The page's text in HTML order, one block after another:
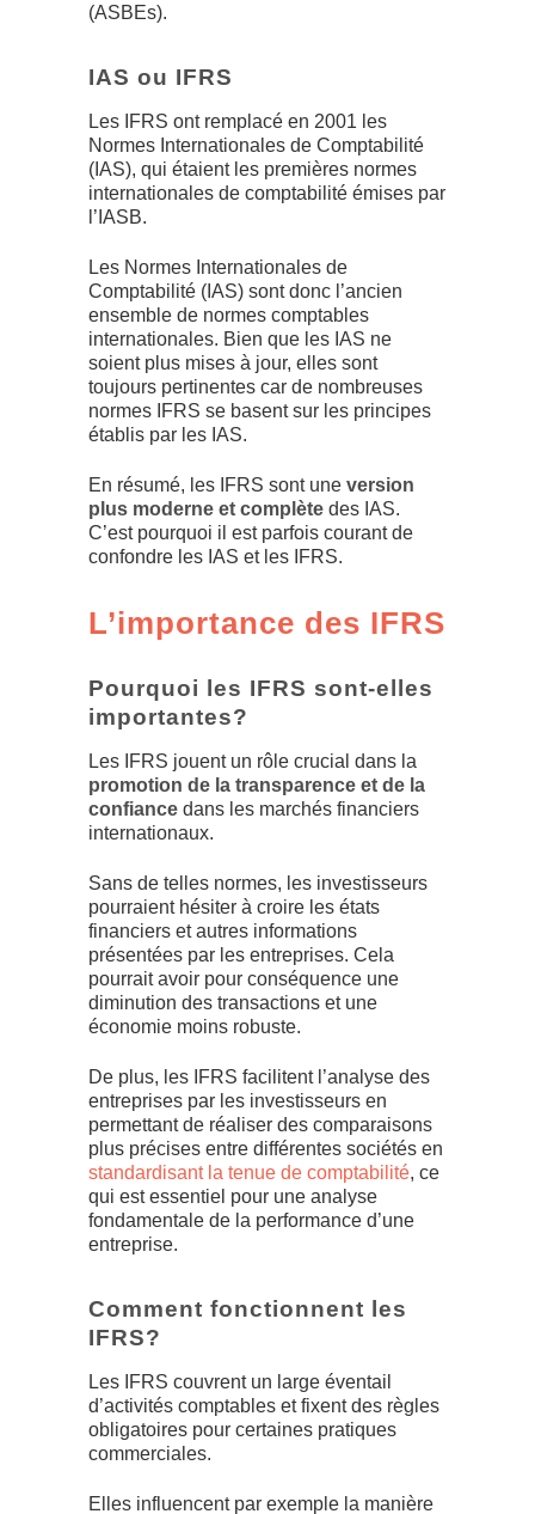
(ASBEs).
IAS ou IFRS
Les IFRS ont remplacé en 2001 les
Normes Internationales de Comptabilité
(IAS), qui étaient les premières normes
internationales de comptabilité émises par
l’IASB.
Les Normes Internationales de
Comptabilité (IAS) sont donc l’ancien
ensemble de normes comptables
internationales. Bien que les IAS ne
soient plus mises à jour, elles sont
toujours pertinentes car de nombreuses
normes IFRS se basent sur les principes
établis par les IAS.
En résumé, les IFRS sont une version
plus moderne et complète des IAS.
C’est pourquoi il est parfois courant de
confondre les IAS et les IFRS.
L’importance des IFRS
Pourquoi les IFRS sont-elles
importantes?
Les IFRS jouent un rôle crucial dans la
promotion de la transparence et de la
confiance dans les marchés financiers
internationaux.
Sans de telles normes, les investisseurs
pourraient hésiter à croire les états
financiers et autres informations
présentées par les entreprises. Cela
pourrait avoir pour conséquence une
diminution des transactions et une
économie moins robuste.
De plus, les IFRS facilitent l’analyse des
entreprises par les investisseurs en
permettant de réaliser des comparaisons
plus précises entre différentes sociétés en
standardisant la tenue de comptabilité, ce
qui est essentiel pour une analyse
fondamentale de la performance d’une
entreprise.
Comment fonctionnent les
IFRS?
Les IFRS couvrent un large éventail
d’activités comptables et fixent des règles
obligatoires pour certaines pratiques
commerciales.
Elles influencent par exemple la manière